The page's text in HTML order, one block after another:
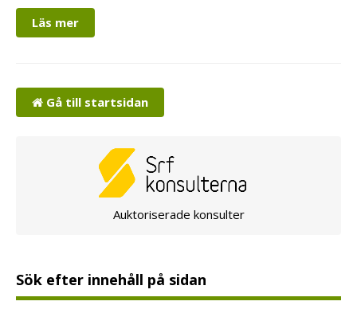
Läs mer
Gå till startsidan
Auktoriserade konsulter
Sök efter innehåll på sidan